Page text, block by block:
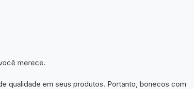
merece.
qualidade em seus produtos. Portanto, bonecos com